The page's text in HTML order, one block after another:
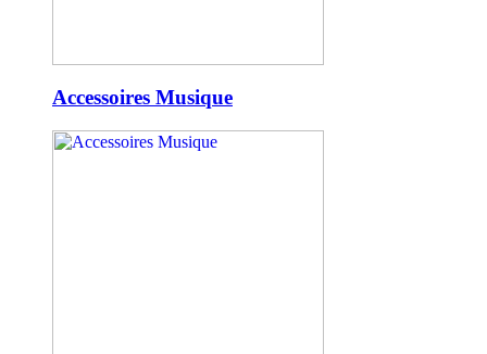
Accessoires Musique